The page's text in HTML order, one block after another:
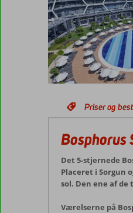
Priser og
Bosphorus
Det 5-stjernede
Placeret i Sorgun
sol. Den ene af
Værelserne på